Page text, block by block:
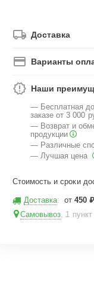
Доставка
Варианты
Наши
— Бесплатная
заказе от 3 000
— Возврат и
продукции
— Различные
— Лучшая цена
Стоимость и сроки
Доставка: от 450
Самовывоз, 1